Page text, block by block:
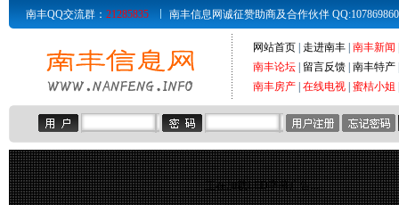
南丰QQ交流群： 21285835 南丰信息网诚征赞助商及合作伙伴
网站首页 走进南丰 南丰新闻
南丰论坛
留言反馈 南丰特产
南丰房产 在线电视 蜜桔小姐
正在加载LED字幕广告...